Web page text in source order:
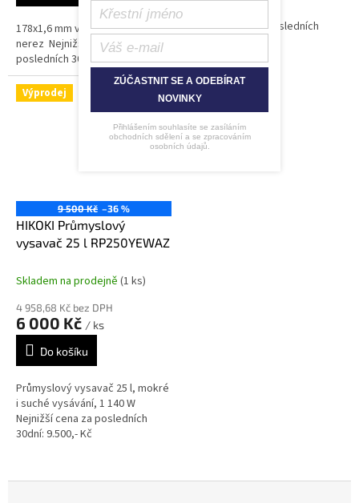
178x1,6 mm vhodný pro kov i
nerez Nejnižší cena za
posledních 30dní: 59,- Kč
Nejnižší cena za posledních
Výprodej
9 500 Kč –36 %
HIKOKI Průmyslový
vysavač 25 l RP250YEWAZ
Skladem na prodejně (1 ks)
4 958,68 Kč bez DPH
6 000 Kč / ks
Do košíku
Průmyslový vysavač 25 l, mokré
i suché vysávání, 1 140 W
Nejnižší cena za posledních
30dní: 9.500,- Kč
ZÚČASTNIT SE A ODEBÍRAT
NOVINKY
Přihlášením souhlasíte se zasíláním
obchodních sdělení a se zpracováním
osobních údajů.